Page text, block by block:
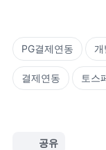
PG결제연동
결제연동 토스
공유